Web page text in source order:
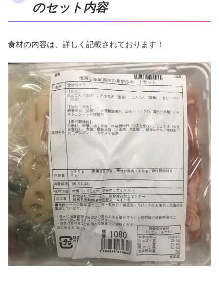
のセット内容
食材の内容は、詳しく記載されております！